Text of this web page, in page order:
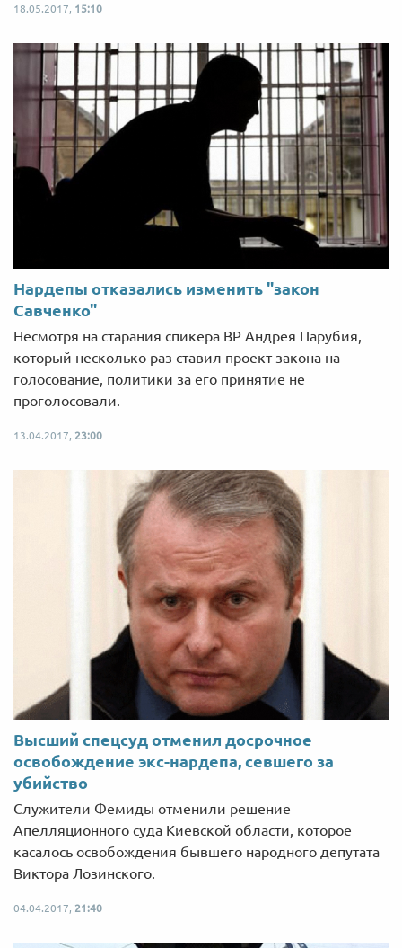
18.05.2017, 15:10
Нардепы отказались изменить "закон
Савченко"
Несмотря на старания спикера ВР Андрея Парубия,
который несколько раз ставил проект закона на
голосование, политики за его принятие не
проголосовали.
13.04.2017, 23:00
Высший спецсуд отменил досрочное
освобождение экс-нардепа, севшего за
убийство
Служители Фемиды отменили решение
Апелляционного суда Киевской области, которое
касалось освобождения бывшего народного депутата
Виктора Лозинского.
04.04.2017, 21:40